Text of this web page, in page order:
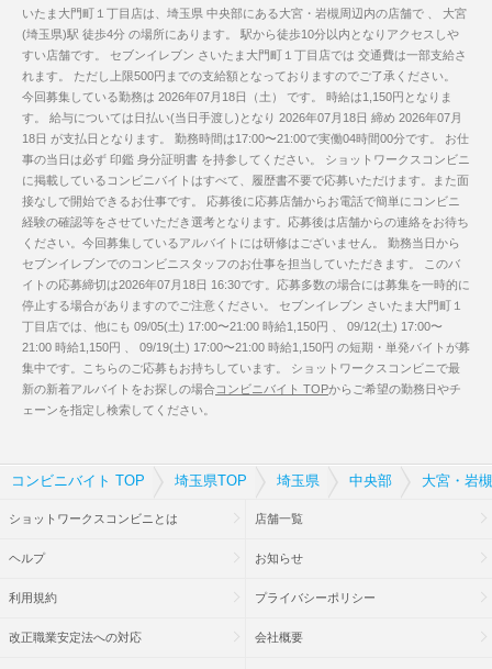
いたま大門町１丁目店は、埼玉県 中央部にある大宮・岩槻周辺内の店舗で 、 大宮
(埼玉県)駅 徒歩4分 の場所にあります。 駅から徒歩10分以内となりアクセスしや
すい店舗です。 セブンイレブン さいたま大門町１丁目店では 交通費は一部支給さ
れます。 ただし上限500円までの支給額となっておりますのでご了承ください。
今回募集している勤務は 2026年07月18日（土） です。 時給は1,150円となりま
す。 給与については日払い(当日手渡し)となり 2026年07月18日 締め 2026年07月
18日 が支払日となります。 勤務時間は17:00〜21:00で実働04時間00分です。 お仕
事の当日は必ず 印鑑 身分証明書 を持参してください。 ショットワークスコンビニ
に掲載しているコンビニバイトはすべて、履歴書不要で応募いただけます。また面
接なしで開始できるお仕事です。 応募後に応募店舗からお電話で簡単にコンビニ
経験の確認等をさせていただき選考となります。応募後は店舗からの連絡をお待ち
ください。今回募集しているアルバイトには研修はございません。 勤務当日から
セブンイレブンでのコンビニスタッフのお仕事を担当していただきます。 このバ
イトの応募締切は2026年07月18日 16:30です。応募多数の場合には募集を一時的に
停止する場合がありますのでご注意ください。 セブンイレブン さいたま大門町１
丁目店では、他にも 09/05(土) 17:00〜21:00 時給1,150円 、 09/12(土) 17:00〜
21:00 時給1,150円 、 09/19(土) 17:00〜21:00 時給1,150円 の短期・単発バイトが募
集中です。こちらのご応募もお持ちしています。 ショットワークスコンビニで最
新の新着アルバイトをお探しの場合コンビニバイト TOPからご希望の勤務日やチ
ェーンを指定し検索してください。
コンビニバイト TOP 埼玉県TOP 埼玉県 中央部 大宮・岩
ショットワークスコンビニとは 店舗一覧
ヘルプ お知らせ
利用規約 プライバシーポリシー
改正職業安定法への対応 会社概要